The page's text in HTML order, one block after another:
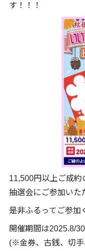
す！！！
11,500円以上ご成約
抽選会にご参加いた
是非ふるってご参加
開催期間は2025.8/
(※金券、古銭、切手